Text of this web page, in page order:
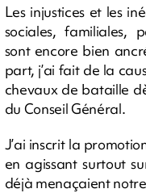
Les injustices et les
sociales, familiales,
sont encore bien
part, j’ai fait de la
chevaux de bataille
du Conseil Général.
J’ai inscrit la
en agissant surtout
déjà menaçaient